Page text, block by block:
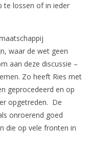
te lossen of in ieder
waar de wet geen
aan deze discussie –
Zo heeft Ries met
geprocedeerd en op
opgetreden. De
onroerend goed
die op vele fronten in